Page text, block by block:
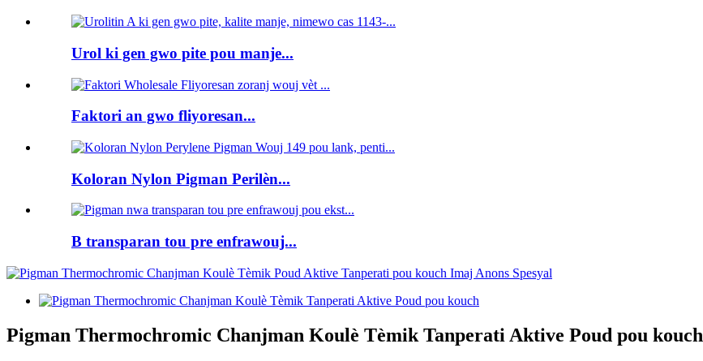
Urol ki gen gwo pite pou manje...
Faktori an gwo fliyoresan...
Koloran Nylon Pigman Perilèn...
B transparan tou pre enfrawouj...
Pigman Thermochromic Chanjman Koulè Tèmik Tanperati Aktive Poud pou kouch